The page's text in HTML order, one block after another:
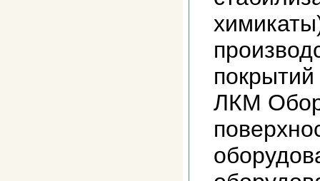
ЛКМ